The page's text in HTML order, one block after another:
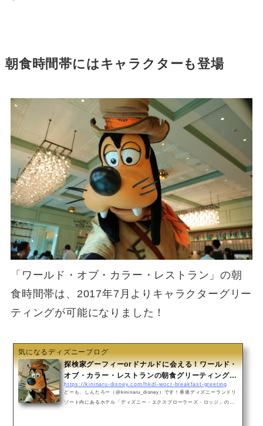
朝食時間帯にはキャラクターも登場
「ワールド・オブ・カラー・レストラン」の朝
食時間帯は、2017年7月よりキャラクターグリー
ティングが可能になりました！
気になるディズニーブログ
探検家グーフィーorドナルドに会える！ワールド・
オブ・カラー・レストランの朝食グリーティング
【香港ディズニー】
https://kininaru-disney.com/hkdl-wocr-breakfast-greeting
どーも、しんたろー（@kininaru_disney）です！香港ディズニーランドリ
ゾート内にあるホテル「ディズニー・エクスプローラーズ・ロッジ」のレ